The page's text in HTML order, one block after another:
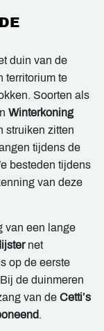
duin van de
territorium te
Soorten als
Winterkoning
struiken zitten
tijdens de
besteden tijdens
van deze
van een lange
net
op de eerste
de duinmeren
van de Cetti’s
.